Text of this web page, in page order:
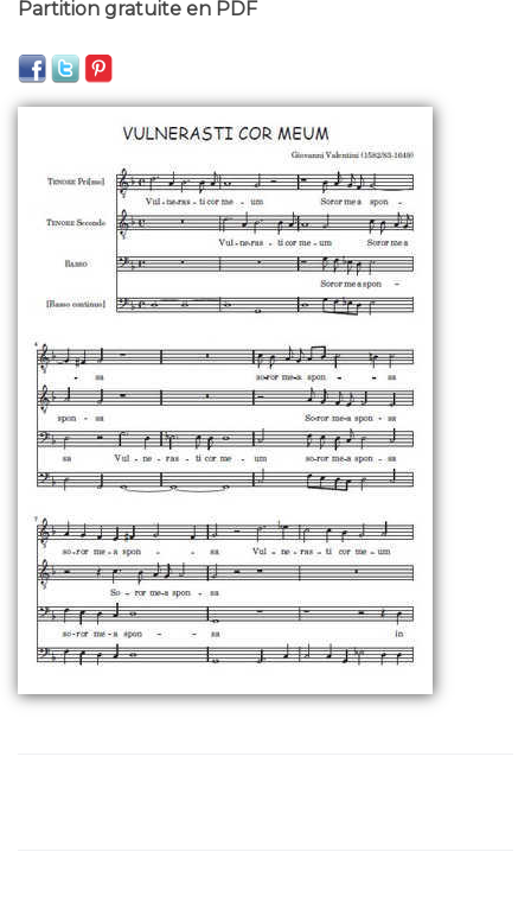
Partition gratuite en PDF